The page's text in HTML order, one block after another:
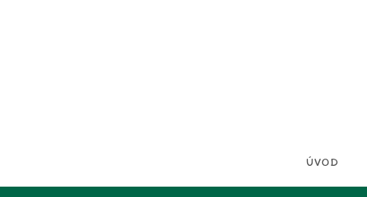
ÚVOD